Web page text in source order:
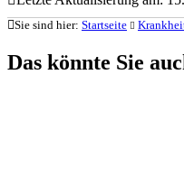
Sie sind hier: Startseite
Das könnte Sie